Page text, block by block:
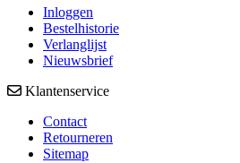
Inloggen
Bestelhistorie
Verlanglijst
Nieuwsbrief
Klantenservice
Contact
Retourneren
Sitemap